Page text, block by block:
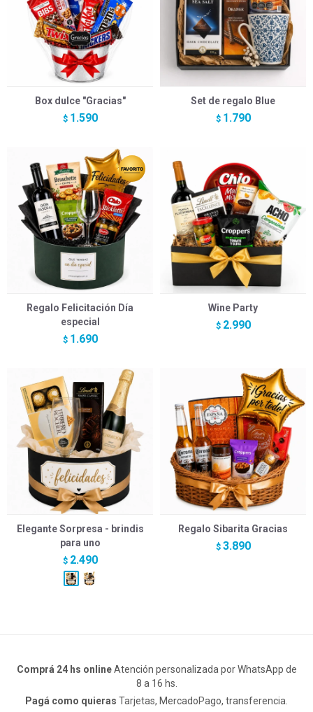
Box dulce "Gracias"
$ 1.590
Set de regalo Blue
$ 1.790
Regalo Felicitación Día
especial
$ 1.690
Wine Party
$ 2.990
Elegante Sorpresa - brindis
para uno
$ 2.490
Regalo Sibarita Gracias
$ 3.890
Comprá 24 hs onlineAtención personalizada por WhatsApp de
8 a 16 hs.
Pagá como quieras Tarjetas, MercadoPago, transferencia.